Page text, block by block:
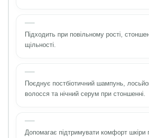
Підходить при повільному рості,
щільності.
Поєднує постбіотичний шампунь,
волосся та нічний серум при стоншенні.
Допомагає підтримувати комфорт шкіри